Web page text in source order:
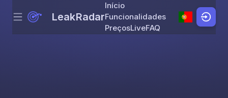
Skip to content
Menu LeakRadar
Início
Funcionalidades
PreçosLiveFAQ